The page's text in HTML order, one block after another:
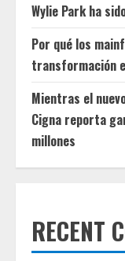
Wylie Park ha
Por qué los
transformación
Mientras el
Cigna reporta
millones
RECENT